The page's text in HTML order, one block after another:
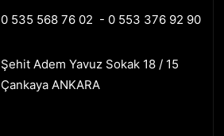
0 535 568 76 02 - 0 553 376 92 90
Şehit Adem Yavuz Sokak 18 / 15
Çankaya ANKARA